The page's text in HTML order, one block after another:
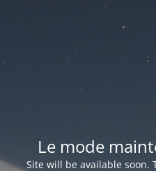
Le mode
Site will be available soon.